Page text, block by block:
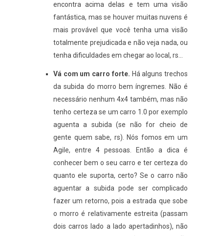
encontra acima delas e tem uma visão
fantástica, mas se houver muitas nuvens é
mais provável que você tenha uma visão
totalmente prejudicada e não veja nada, ou
tenha dificuldades em chegar ao local, rs...
Vá com um carro forte. Há alguns trechos
da subida do morro bem íngremes. Não é
necessário nenhum 4x4 também, mas não
tenho certeza se um carro 1.0 por exemplo
aguenta a subida (se não for cheio de
gente quem sabe, rs). Nós fomos em um
Agile, entre 4 pessoas. Então a dica é
conhecer bem o seu carro e ter certeza do
quanto ele suporta, certo? Se o carro não
aguentar a subida pode ser complicado
fazer um retorno, pois a estrada que sobe
o morro é relativamente estreita (passam
dois carros lado a lado apertadinhos), não